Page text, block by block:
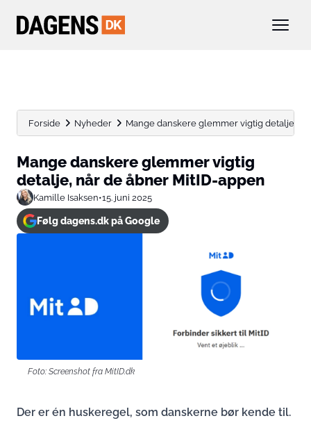
Forside Nyheder Mange danskere glemmer vigtig detalje,
Mange danskere glemmer vigtig
detalje, når de åbner MitID-appen
Kamille Isaksen•15. juni 2025
Følg dagens.dk på Google
Foto: Screenshot fra MitID.dk
Der er én huskeregel, som danskerne bør kende til.